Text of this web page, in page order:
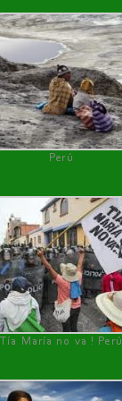
Perú
Tía María no va ! Perú